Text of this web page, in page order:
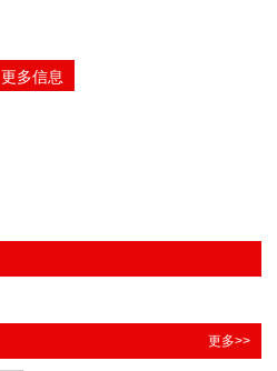
更多信息
更多>>